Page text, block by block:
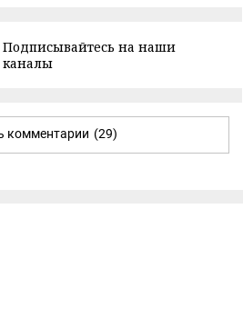
Подписывайтесь на наши
каналы
комментарии (29)